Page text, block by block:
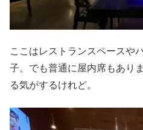
ここはレストランスペースや
子。でも普通に屋内席もあり
る気がするけれど。